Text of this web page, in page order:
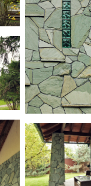
House on pond